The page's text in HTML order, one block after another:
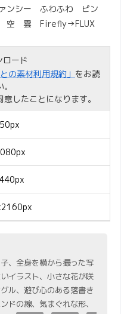
シー ふわふわ ピン
空 雲 Firefly→FLUX
ード
の素材利用規約」 をお読
したことになります。
、全身を横から撮った写
イラスト、小さな花が咲
ル、遊び心のある落書き
ドの線、気まぐれな形、